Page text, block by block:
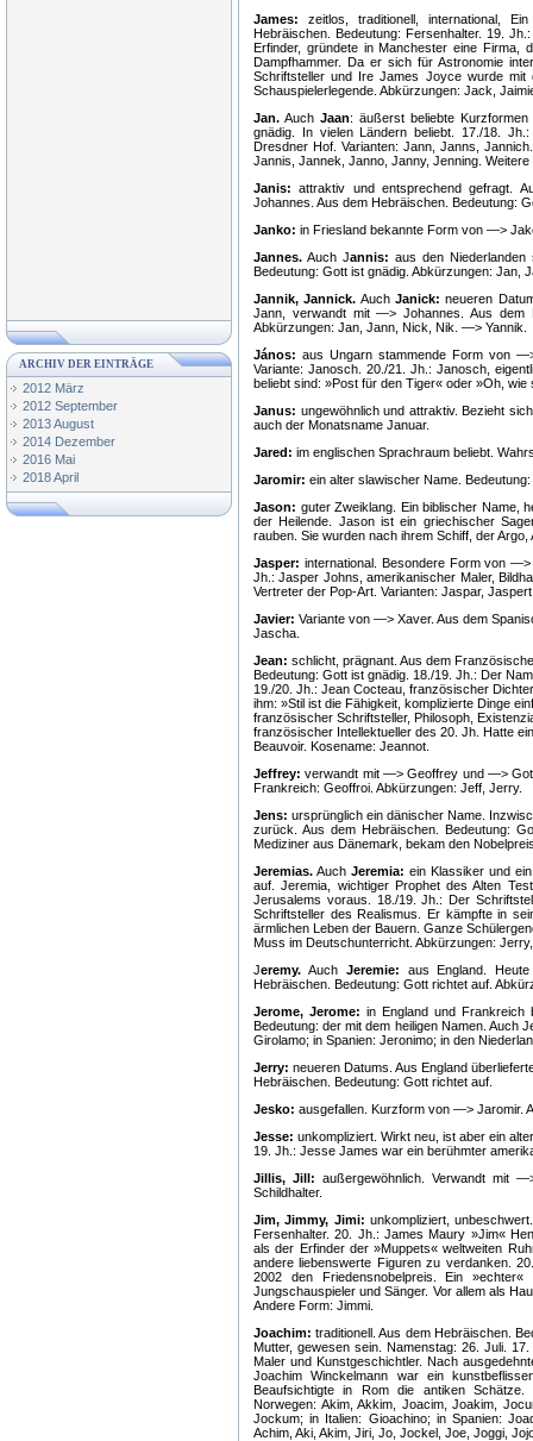
ARCHIV DER EINTRÄGE
2012 März
2012 September
2013 August
2014 Dezember
2016 Mai
2018 April
James: zeitlos, traditionell, international,
Hebräischen. Bedeutung: Fersenhalter. 19.
Erfinder, gründete in Manchester eine Firma,
Dampfhammer. Da er sich für Astronomie
Schriftsteller und Ire James Joyce wurde
Schauspielerlegende. Abkürzungen: Jack,
Jan. AuchJaan: äußerst beliebte
gnädig. In vielen Ländern beliebt. 17./18.
Dresdner Hof. Varianten: Jann, Janns,
Jannis, Jannek, Janno, Janny, Jenning. Weitere
Janis: attraktiv und entsprechend gefragt.
Johannes. Aus dem Hebräischen. Bedeutung:
Janko: in Friesland bekannte Form von —>
Jannes. Auch Jannis: aus den
Bedeutung: Gott ist gnädig. Abkürzungen: Jan,
Jannik, Jannick. Auch Janick: neueren
Jann, verwandt mit —> Johannes. Aus dem
Abkürzungen: Jan, Jann, Nick, Nik. —> Yannik.
János: aus Ungarn stammende Form von
Variante: Janosch. 20./21. Jh.: Janosch,
beliebt sind: »Post für den Tiger« oder »Oh, wie
Janus: ungewöhnlich und attraktiv. Bezieht
auch der Monatsname Januar.
Jared: im englischen Sprachraum beliebt.
Jaromir: ein alter slawischer Name.
Jason: guter Zweiklang. Ein biblischer Name,
der Heilende. Jason ist ein griechischer
rauben. Sie wurden nach ihrem Schiff, der
Jasper: international. Besondere Form von
Jh.: Jasper Johns, amerikanischer Maler,
Vertreter der Pop-Art. Varianten: Jaspar,
Javier: Variante von —> Xaver. Aus dem
Jascha.
Jean: schlicht, prägnant. Aus dem
Bedeutung: Gott ist gnädig. 18./19. Jh.: Der
19./20. Jh.: Jean Cocteau, französischer
ihm: »Stil ist die Fähigkeit, komplizierte Dinge
französischer Schriftsteller, Philosoph,
französischer Intellektueller des 20. Jh. Hatte
Beauvoir. Kosename: Jeannot.
Jeffrey: verwandt mit —> Geoffrey und —>
Frankreich: Geoffroi. Abkürzungen: Jeff, Jerry.
Jens: ursprünglich ein dänischer Name.
zurück. Aus dem Hebräischen. Bedeutung:
Mediziner aus Dänemark, bekam den
Jeremias. Auch Jeremia: ein Klassiker und
auf. Jeremia, wichtiger Prophet des Alten
Jerusalems voraus. 18./19. Jh.: Der
Schriftsteller des Realismus. Er kämpfte in
ärmlichen Leben der Bauern. Ganze
Muss im Deutschunterricht. Abkürzungen:
Jeremy. Auch Jeremie: aus England.
Hebräischen. Bedeutung: Gott richtet auf.
Jerome, Jerome: in England und
Bedeutung: der mit dem heiligen Namen. Auch
Girolamo; in Spanien: Jeronimo; in den
Jerry: neueren Datums. Aus England
Hebräischen. Bedeutung: Gott richtet auf.
Jesko: ausgefallen. Kurzform von —> Jaromir.
Jesse: unkompliziert. Wirkt neu, ist aber ein
19. Jh.: Jesse James war ein berühmter
Jillis, Jill: außergewöhnlich. Verwandt mit
Schildhalter.
Jim, Jimmy, Jimi: unkompliziert,
Fersenhalter. 20. Jh.: James Maury »Jim«
als der Erfinder der »Muppets« weltweiten
andere liebenswerte Figuren zu verdanken.
2002 den Friedensnobelpreis. Ein
Jungschauspieler und Sänger. Vor allem als
Andere Form: Jimmi.
Joachim: traditionell. Aus dem Hebräischen.
Mutter, gewesen sein. Namenstag: 26. Juli.
Maler und Kunstgeschichtler. Nach
Joachim Winckelmann war ein
Beaufsichtigte in Rom die antiken
Norwegen: Akim, Akkim, Joacim, Joakim,
Jockum; in Italien: Gioachino; in Spanien:
Achim, Aki, Akim, Jiri, Jo, Jockel, Joe, Joggi,